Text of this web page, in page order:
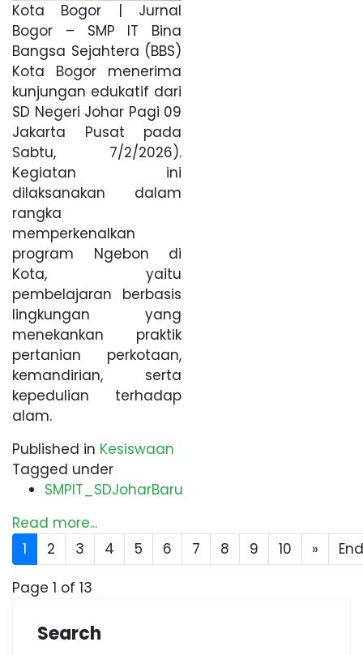
Kota Bogor | Jurnal
Bogor – SMP IT Bina
Bangsa Sejahtera (BBS)
Kota Bogor menerima
kunjungan edukatif dari
SD Negeri Johar Pagi 09
Jakarta Pusat pada
Sabtu, 7/2/2026).
Kegiatan ini
dilaksanakan dalam
rangka
memperkenalkan
program Ngebon di
Kota, yaitu
pembelajaran berbasis
lingkungan yang
menekankan praktik
pertanian perkotaan,
kemandirian, serta
kepedulian terhadap
alam.
Published in Kesiswaan
Tagged under
SMPIT_SDJoharBaru
Read more...
1
2 3 4 5 6 7 8 9 10 »
End
Page 1 of 13
Search